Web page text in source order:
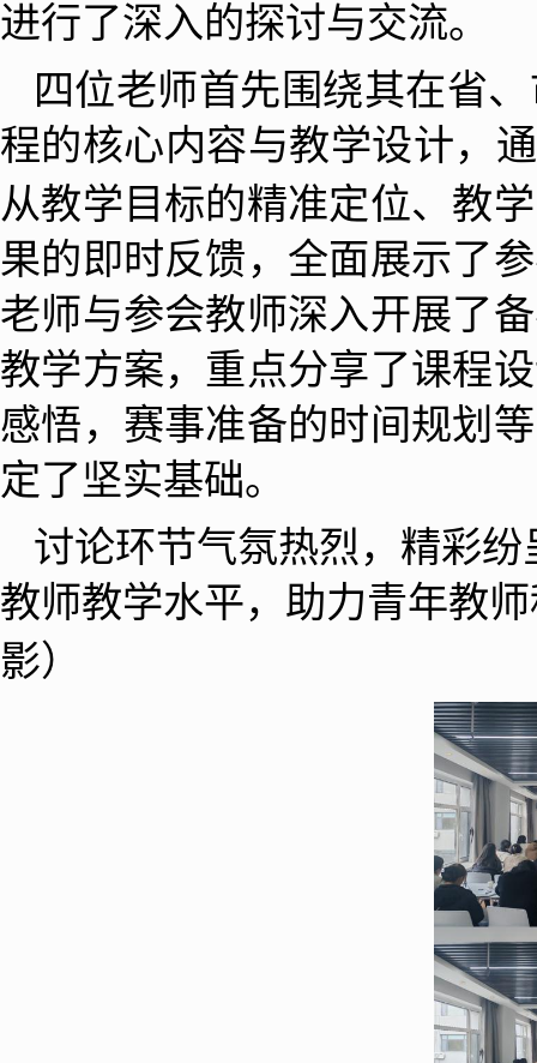
进行了深入的探讨与交流。
四位老师首先围绕其在省
程的核心内容与教学设计，
从教学目标的精准定位、教
果的即时反馈，全面展示了
老师与参会教师深入开展了
教学方案，重点分享了课程
感悟，赛事准备的时间规划 等
定了坚实基础。
讨论环节气氛热烈，精彩
教师教学水平，助力青年教
影）